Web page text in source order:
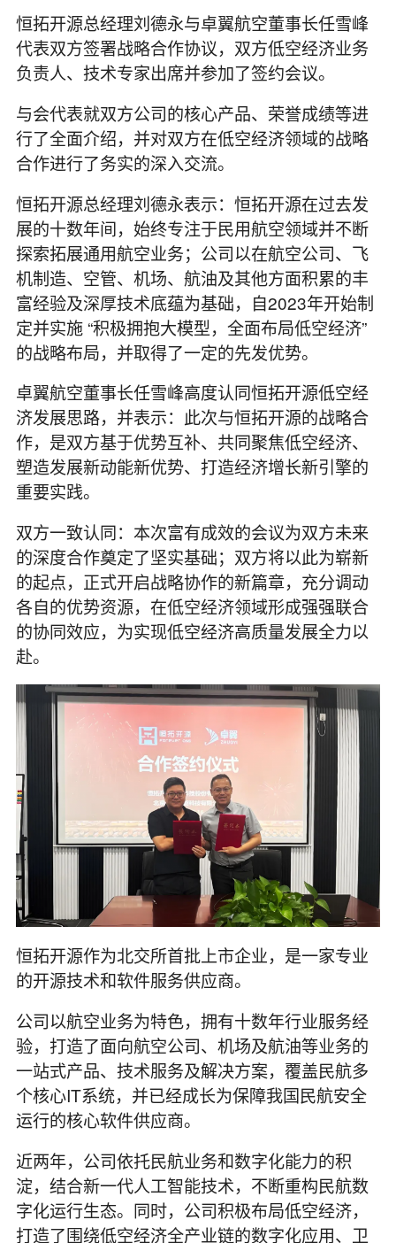
恒拓开源总经理刘德永与卓翼航空董事长任雪峰
代表双方签署战略合作协议，双方低空经济业务
负责人、技术专家出席并参加了签约会议。
与会代表就双方公司的核心产品、荣誉成绩等进
行了全面介绍，并对双方在低空经济领域的战略
合作进行了务实的深入交流。
恒拓开源总经理刘德永表示：恒拓开源在过去发
展的十数年间，始终专注于民用航空领域并不断
探索拓展通用航空业务；公司以在航空公司、飞
机制造、空管、机场、航油及其他方面积累的丰
富经验及深厚技术底蕴为基础，自2023年开始制
定并实施 “积极拥抱大模型，全面布局低空经济”
的战略布局，并取得了一定的先发优势。
卓翼航空董事长任雪峰高度认同恒拓开源低空经
济发展思路，并表示：此次与恒拓开源的战略合
作，是双方基于优势互补、共同聚焦低空经济、
塑造发展新动能新优势、打造经济增长新引擎的
重要实践。
双方一致认同：本次富有成效的会议为双方未来
的深度合作奠定了坚实基础；双方将以此为崭新
的起点，正式开启战略协作的新篇章，充分调动
各自的优势资源，在低空经济领域形成强强联合
的协同效应，为实现低空经济高质量发展全力以
赴。
恒拓开源作为北交所首批上市企业，是一家专业
的开源技术和软件服务供应商。
公司以航空业务为特色，拥有十数年行业服务经
验，打造了面向航空公司、机场及航油等业务的
一站式产品、技术服务及解决方案，覆盖民航多
个核心IT系统，并已经成长为保障我国民航安全
运行的核心软件供应商。
近两年，公司依托民航业务和数字化能力的积
淀，结合新一代人工智能技术，不断重构民航数
字化运行生态。同时，公司积极布局低空经济，
打造了围绕低空经济全产业链的数字化应用、卫